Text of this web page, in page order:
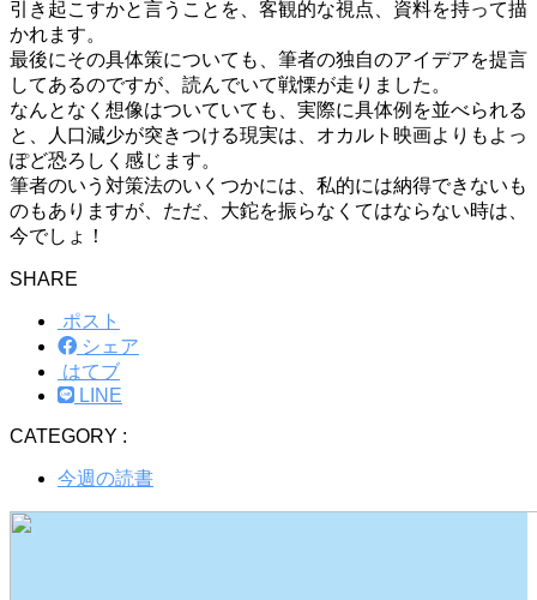
引き起こすかと言うことを、客観的な視点、資料を持って描
かれます。
最後にその具体策についても、筆者の独自のアイデアを提言
してあるのですが、読んでいて戦慄が走りました。
なんとなく想像はついていても、実際に具体例を並べられる
と、人口減少が突きつける現実は、オカルト映画よりもよっ
ぽど恐ろしく感じます。
筆者のいう対策法のいくつかには、私的には納得できないも
のもありますが、ただ、大鉈を振らなくてはならない時は、
今でしょ！
SHARE
ポスト
シェア
はてブ
LINE
CATEGORY :
今週の読書